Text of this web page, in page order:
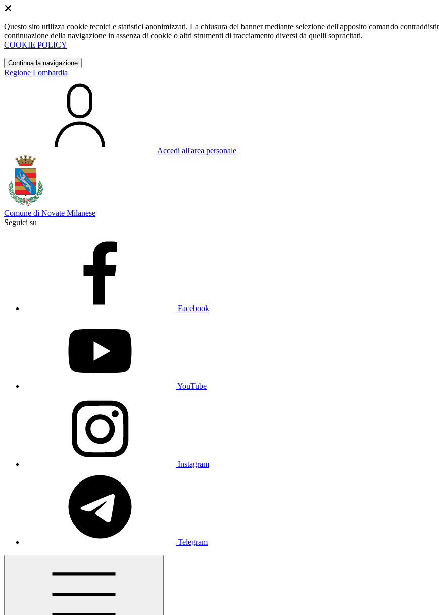
Questo sito utilizza cookie tecnici e statistici anonimizzati. La chiusura del banner mediante selezione dell'apposito comando
continuazione della navigazione in assenza di cookie o altri strumenti di tracciamento diversi da quelli sopracitati.
COOKIE POLICY
Continua la navigazione
Regione Lombardia
Accedi all'area personale
Comune di Novate Milanese
Seguici su
Facebook
YouTube
Instagram
Telegram